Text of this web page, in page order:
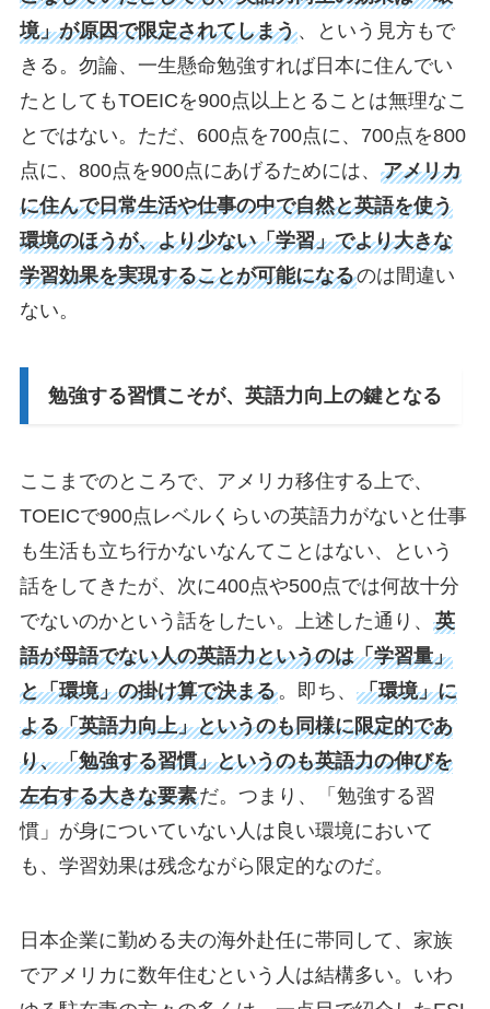
境」が原因で限定されてしまう、という見方もで
きる。勿論、一生懸命勉強すれば日本に住んでい
たとしてもTOEICを900点以上とることは無理なこ
とではない。ただ、600点を700点に、700点を800
点に、800点を900点にあげるためには、 アメリカ
に住んで日常生活や仕事の中で自然と英語を使う
環境のほうが、より少ない「学習」でより大きな
学習効果を実現することが可能になるのは間違い
ない。
勉強する習慣こそが、英語力向上の鍵となる
ここまでのところで、アメリカ移住する上で、
TOEICで900点レベルくらいの英語力がないと仕事
も生活も立ち行かないなんてことはない、という
話をしてきたが、次に400点や500点では何故十分
でないのかという話をしたい。上述した通り、 英
語が母語でない人の英語力というのは「学習量」
と「環境」の掛け算で決まる。即ち、 「環境」に
よる「英語力向上」というのも同様に限定的であ
り、「勉強する習慣」というのも英語力の伸びを
左右する大きな要素だ。つまり、「勉強する習
慣」が身についていない人は良い環境において
も、学習効果は残念ながら限定的なのだ。
日本企業に勤める夫の海外赴任に帯同して、家族
でアメリカに数年住むという人は結構多い。いわ